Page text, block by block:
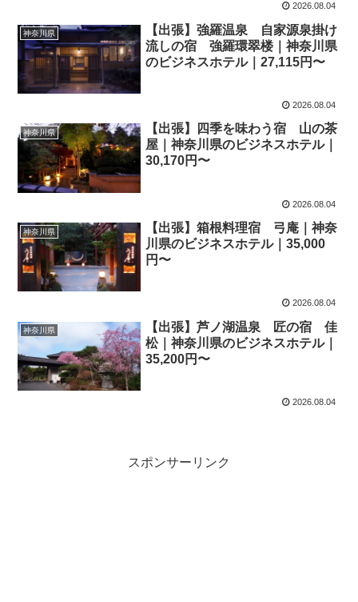
2026.08.04
神奈川県
【出張】強羅温泉 自家源泉掛け
流しの宿 強羅環翠楼｜神奈川県
のビジネスホテル｜27,115円〜
2026.08.04
神奈川県
【出張】四季を味わう宿 山の茶
屋｜神奈川県のビジネスホテル｜
30,170円〜
2026.08.04
神奈川県
【出張】箱根料理宿 弓庵｜神奈
川県のビジネスホテル｜35,000
円〜
2026.08.04
神奈川県
【出張】芦ノ湖温泉 匠の宿 佳
松｜神奈川県のビジネスホテル｜
35,200円〜
2026.08.04
スポンサーリンク